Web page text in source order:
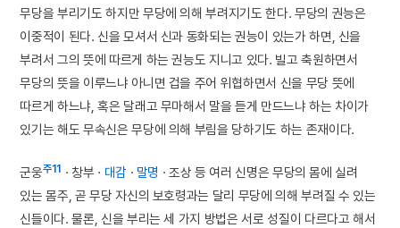
무당을 부리기도 하지만 무당에 의해 부려지기도 한다. 무당의 권능은
이중적이 된다. 신을 모셔서 신과 동화되는 권능이 있는가 하면, 신을
부려서 그의 뜻에 따르게 하는 권능도 지니고 있다. 빌고 축원하면서
무당의 뜻을 이루느냐 아니면 겁을 주어 위협하면서 신을 무당 뜻에
따르게 하느냐, 혹은 달래고 무마해서 말을 듣게 만드느냐 하는 차이가
있기는 해도 무속신은 무당에 의해 부림을 당하기도 하는 존재이다.
군웅주11 · 창부 · 대감 · 말명 · 조상 등 여러 신명은 무당의 몸에 실려
있는 몸주, 곧 무당 자신의 보호령과는 달리 무당에 의해 부려질 수 있는
신들이다. 물론, 신을 부리는 세 가지 방법은 서로 성질이 다르다고 해서